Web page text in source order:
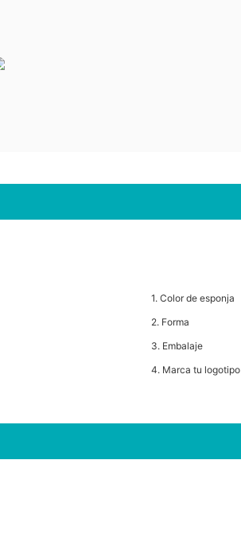
1. Color de esponja
2. Forma
3. Embalaje
4. Marca tu logotipo